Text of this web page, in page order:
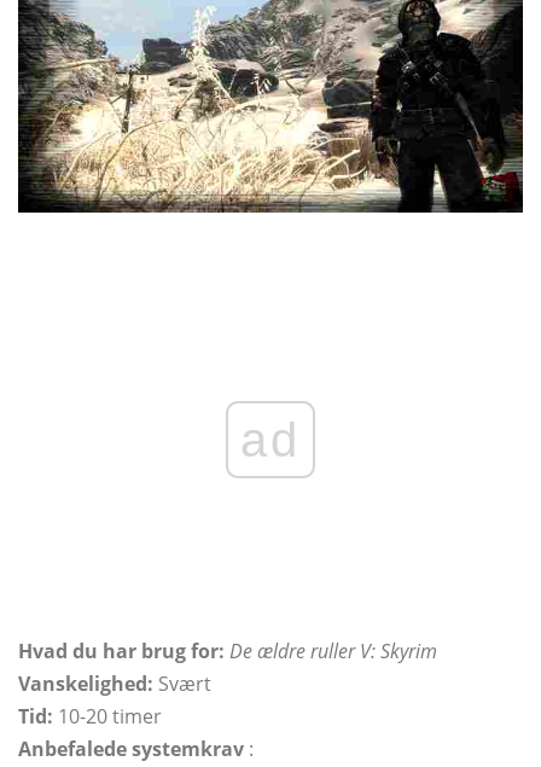
ad
Hvad du har brug for: De ældre ruller V: Skyrim
Vanskelighed: Svært
Tid: 10-20 timer
Anbefalede systemkrav :